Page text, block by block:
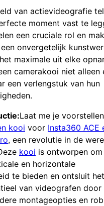
van actievideografie
moment vast te
een cruciale rol en
onvergetelijk
maximale uit elke
camerakooi niet alleen
een verlengstuk van hun
Laat me je
kooi voor Insta360 ACE
, een revolutie in de
kooi is ontworpen om
en horizontale
te bieden en ontsluit het
van videografen door
montageopties en